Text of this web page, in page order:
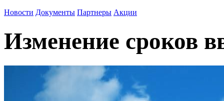
Новости Документы Партнеры Акции
Изменение сроков